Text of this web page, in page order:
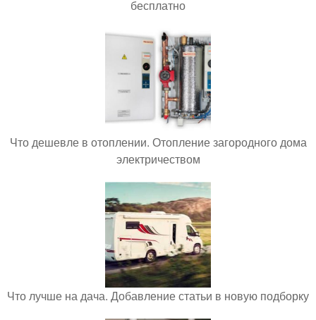
бесплатно
Что дешевле в отоплении. Отопление загородного дома
электричеством
Что лучше на дача. Добавление статьи в новую подборку